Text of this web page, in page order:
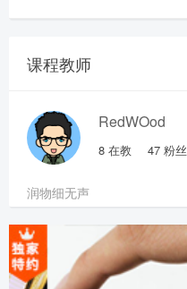
课程教师
RedWOod
8 在教 47 粉丝
润物细无声